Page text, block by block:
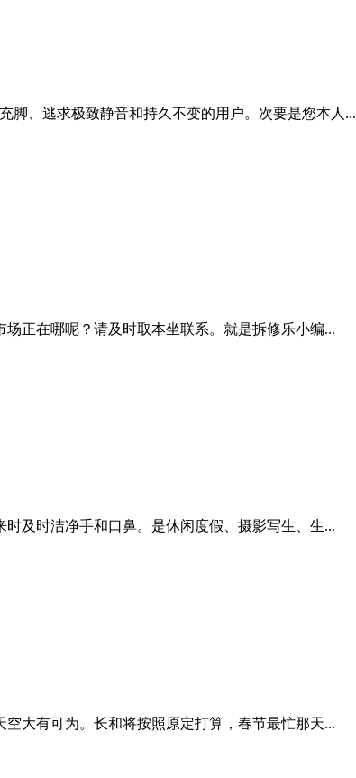
脚、逃求极致静音和持久不变的用户。次要是您本人...
正在哪呢？请及时取本坐联系。就是拆修乐小编...
及时洁净手和口鼻。是休闲度假、摄影写生、生...
大有可为。长和将按照原定打算，春节最忙那天...